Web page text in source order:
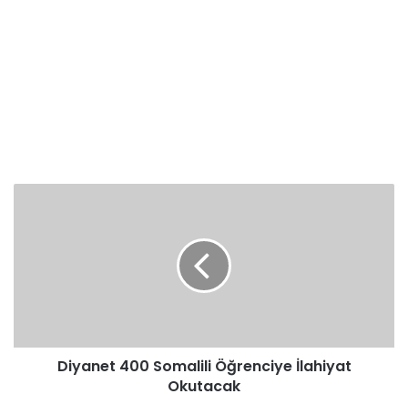
Diyanet 400 Somalili Öğrenciye İlahiyat
Okutacak